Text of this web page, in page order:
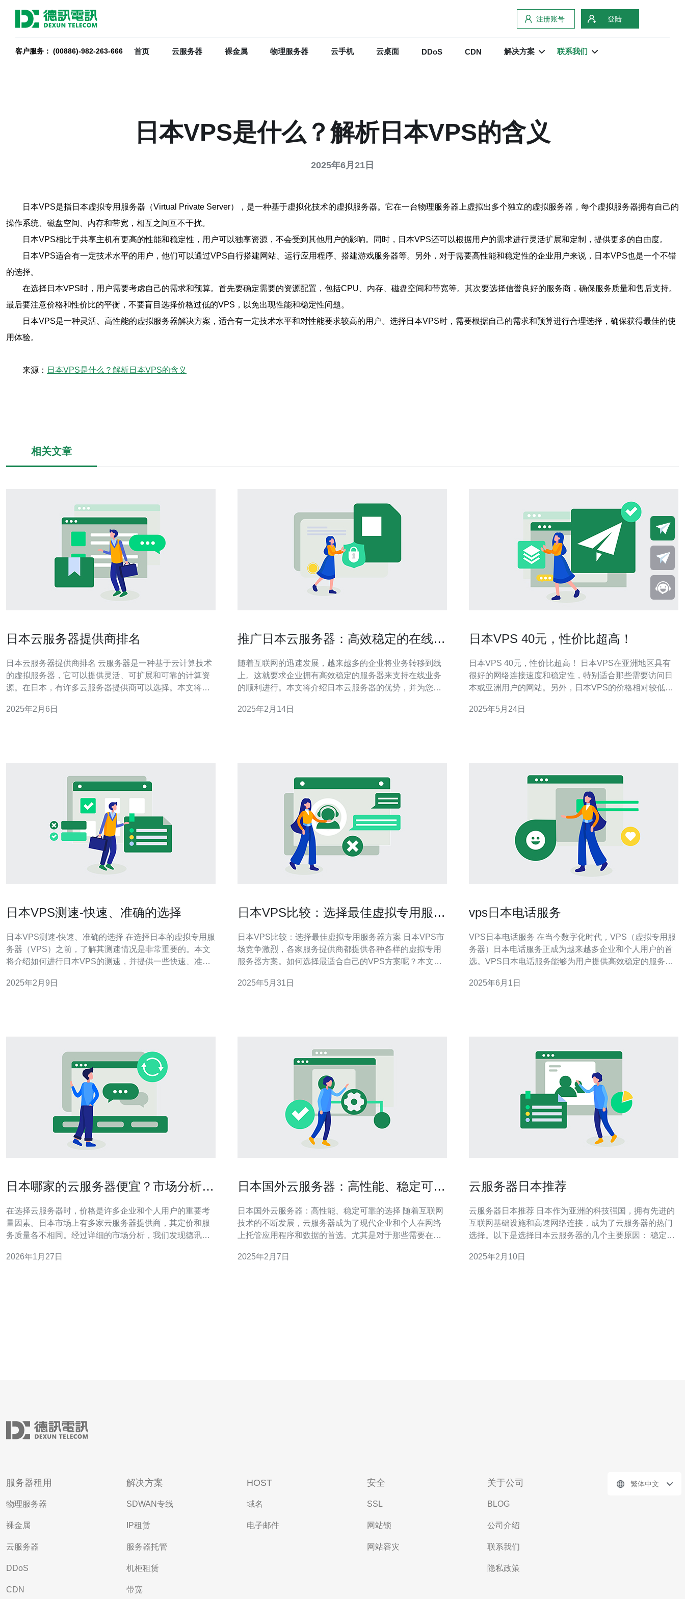
注册账号 登陆
客户服务： (00886)-982-263-666 首页 云服务器 裸金属 物理服务器 云手机 云桌面 DDoS CDN 解决方案 联系我们
日本VPS是什么？解析日本VPS的含义
2025年6月21日
日本VPS是指日本虚拟专用服务器（Virtual Private Server），是一种基于虚拟化技术的虚拟服务器。它在一台物理服务器上虚拟出多个独立的虚拟服务器，每个虚拟服务器拥有自己的
操作系统、磁盘空间、内存和带宽，相互之间互不干扰。
日本VPS相比于共享主机有更高的性能和稳定性，用户可以独享资源，不会受到其他用户的影响。同时，日本VPS还可以根据用户的需求进行灵活扩展和定制，提供更多的自由度。
日本VPS适合有一定技术水平的用户，他们可以通过VPS自行搭建网站、运行应用程序、搭建游戏服务器等。另外，对于需要高性能和稳定性的企业用户来说，日本VPS也是一个不错
的选择。
在选择日本VPS时，用户需要考虑自己的需求和预算。首先要确定需要的资源配置，包括CPU、内存、磁盘空间和带宽等。其次要选择信誉良好的服务商，确保服务质量和售后支持。
最后要注意价格和性价比的平衡，不要盲目选择价格过低的VPS，以免出现性能和稳定性问题。
日本VPS是一种灵活、高性能的虚拟服务器解决方案，适合有一定技术水平和对性能要求较高的用户。选择日本VPS时，需要根据自己的需求和预算进行合理选择，确保获得最佳的使
用体验。
来源： 日本VPS是什么？解析日本VPS的含义
相关文章
日本云服务器提供商排名
日本云服务器提供商排名 云服务器是一种基于云计算技术
的虚拟服务器，它可以提供灵活、可扩展和可靠的计算资
源。在日本，有许多云服务器提供商可以选择。本文将介
提供商的排名： Amazon Web Services（AWS）
2025年2月6日
推广日本云服务器：高效稳定的在线业
随着互联网的迅速发展，越来越多的企业将业务转移到线
上。这就要求企业拥有高效稳定的服务器来支持在线业务
的顺利进行。本文将介绍日本云服务器的优势，并为您推
以下几个独特的优势： 高性能：日本云服务器采用先进的
2025年2月14日
日本VPS 40元，性价比超高！
日本VPS 40元，性价比超高！ 日本VPS在亚洲地区具有
很好的网络连接速度和稳定性，特别适合那些需要访问日
本或亚洲用户的网站。另外，日本VPS的价格相对较低，
低劣。许多VPS提供商为了吸引更多用户，提供了性能稳
2025年5月24日
日本VPS测速-快速、准确的选择
日本VPS测速-快速、准确的选择 在选择日本的虚拟专用服
务器（VPS）之前，了解其测速情况是非常重要的。本文
将介绍如何进行日本VPS的测速，并提供一些快速、准确
技术将一台物理服务器划分为多个虚拟服务器的解决方
2025年2月9日
日本VPS比较：选择最佳虚拟专用服务
日本VPS比较：选择最佳虚拟专用服务器方案 日本VPS市
场竞争激烈，各家服务提供商都提供各种各样的虚拟专用
服务器方案。如何选择最适合自己的VPS方案呢？本文将
择。 首先，我们来看看各家VPS服务商的价格情况。在日
2025年5月31日
vps日本电话服务
VPS日本电话服务 在当今数字化时代，VPS（虚拟专用服
务器）日本电话服务正成为越来越多企业和个人用户的首
选。VPS日本电话服务能够为用户提供高效稳定的服务器
势及使用方法。 VPS是一种虚拟服务器技术，通过在物理
2025年6月1日
日本哪家的云服务器便宜？市场分析与
在选择云服务器时，价格是许多企业和个人用户的重要考
量因素。日本市场上有多家云服务器提供商，其定价和服
务质量各不相同。经过详细的市场分析，我们发现德讯电
选。 市场概述 日本的云服务器市场竞争激烈，主要有几家
2026年1月27日
日本国外云服务器：高性能、稳定可靠
日本国外云服务器：高性能、稳定可靠的选择 随着互联网
技术的不断发展，云服务器成为了现代企业和个人在网络
上托管应用程序和数据的首选。尤其是对于那些需要在全
定可靠的云服务器托管服务商至关重要。在日本，有许多
2025年2月7日
云服务器日本推荐
云服务器日本推荐 日本作为亚洲的科技强国，拥有先进的
互联网基础设施和高速网络连接，成为了云服务器的热门
选择。以下是选择日本云服务器的几个主要原因： 稳定的
2025年2月10日
服务器租用
物理服务器
裸金属
云服务器
DDoS
CDN
解决方案
SDWAN专线
IP租赁
服务器托管
机柜租赁
带宽
HOST
域名
电子邮件
安全
SSL
网站锁
网站容灾
关于公司
BLOG
公司介绍
联系我们
隐私政策
繁体中文